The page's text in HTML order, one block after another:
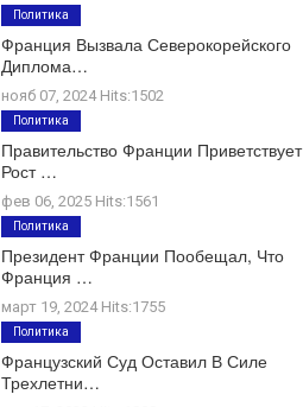
Франция Вызвала Северокорейского
Диплома…
нояб 07, 2024 Hits:1502
Политика
Правительство Франции Приветствует
Рост …
фев 06, 2025 Hits:1561
Политика
Президент Франции Пообещал, Что
Франция …
март 19, 2024 Hits:1755
Политика
Французский Суд Оставил В Силе
Трехлетни…
Политика